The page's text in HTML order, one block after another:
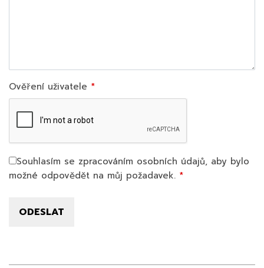
Ověření uživatele
Souhlasím se zpracováním osobních údajů, aby bylo
možné odpovědět na můj požadavek.